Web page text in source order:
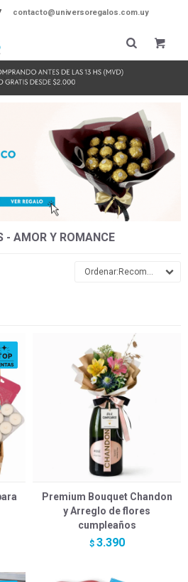
contacto@universoregalos.com.uy
- AMOR Y ROMANCE
Recomendados
Premium Bouquet Chandon
y Arreglo de flores
cumpleaños
$ 3.390